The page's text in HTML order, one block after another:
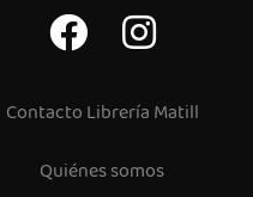
Contacto Librería Matill
Quiénes somos